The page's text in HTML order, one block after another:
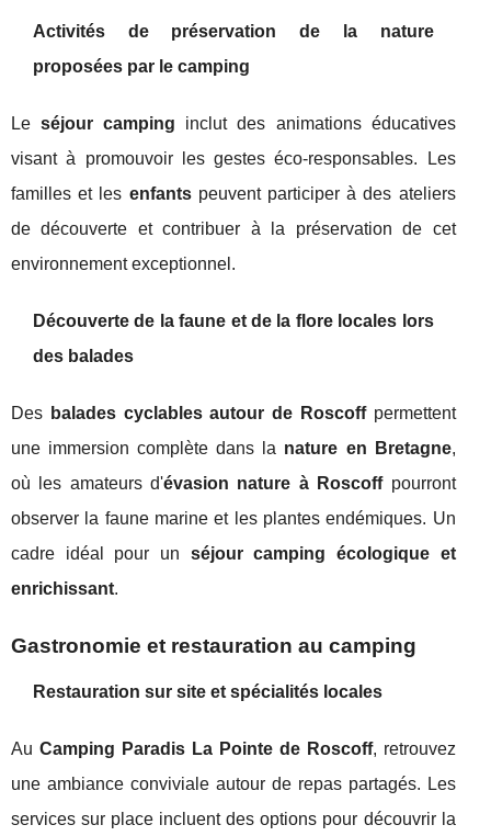
Activités de préservation de la nature
proposées par le camping
Leséjour camping inclut des animations éducatives
visant à promouvoir les gestes éco-responsables. Les
familles et les enfantspeuvent participer à des ateliers
de découverte et contribuer à la préservation de cet
environnement exceptionnel.
Découverte de la faune et de la flore locales lors
des balades
Des balades cyclables autour de Roscoffpermettent
une immersion complète dans la nature en Bretagne,
où les amateurs d'évasion nature à Roscoffpourront
observer la faune marine et les plantes endémiques. Un
cadre idéal pour un séjour camping écologique et
enrichissant.
Gastronomie et restauration au camping
Restauration sur site et spécialités locales
Au Camping Paradis La Pointe de Roscoff, retrouvez
une ambiance conviviale autour de repas partagés. Les
services sur place incluent des options pour découvrir la